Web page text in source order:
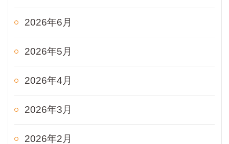
2026年6月
2026年5月
2026年4月
2026年3月
2026年2月